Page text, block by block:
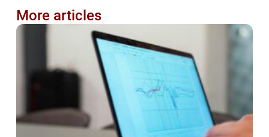
More articles